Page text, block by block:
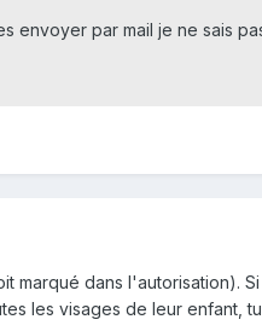
envoyer par mail je ne sais
marqué dans l'autorisation).
les visages de leur enfant,